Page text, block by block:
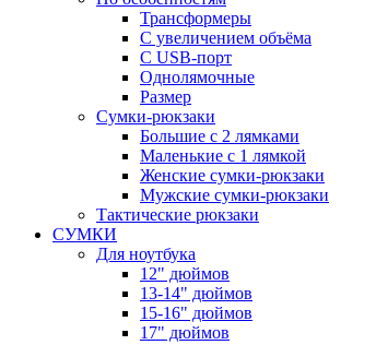
Трансформеры
С увеличением объёма
С USB-порт
Однолямочные
Размер
Сумки-рюкзаки
Большие с 2 лямками
Маленькие с 1 лямкой
Женские сумки-рюкзаки
Мужские сумки-рюкзаки
Тактические рюкзаки
СУМКИ
Для ноутбука
12" дюймов
13-14" дюймов
15-16" дюймов
17" дюймов